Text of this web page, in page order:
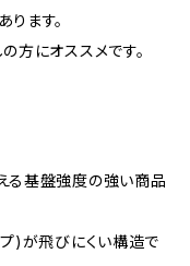
ます。
方にオススメです。
る基盤強度の強い商品
)が飛びにくい構造で